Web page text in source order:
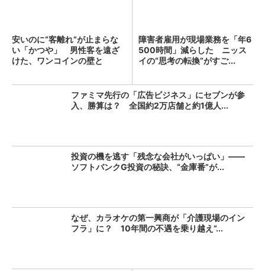
安いのに“客離れ”が止まらな
い「かつや」 男性客を遠ざ
けた、ワンコインの壁と
障害者雇用が現場業務を「年6
500時間」減らした ニッス
イの“思考の転換”がすご...
ファミマ先行の「広告ビジネス」にセブンが参
入、勝算は？ 全国約2万店舗と約1億人...
投資の機を逃す「残念な会社がいっぱい」――
ソフトバンクG投資の秘訣、“金庫番”が...
なぜ、カラオケの第一興商が「介護現場のイン
フラ」に？ 10年間の不遇を乗り越え“...